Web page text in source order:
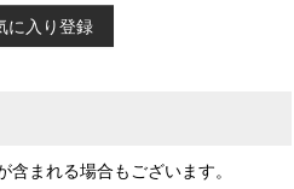
に入り登録
まれる場合もございます。